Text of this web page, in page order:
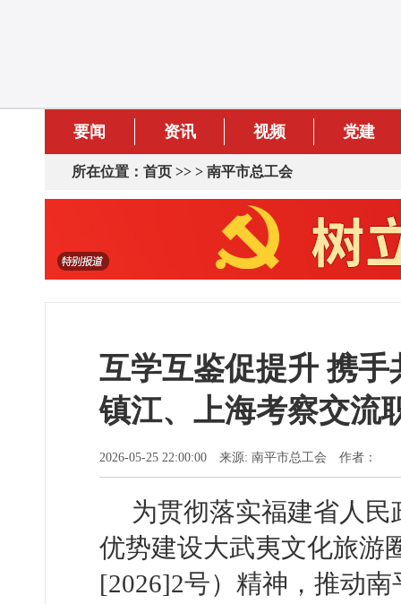
要闻 资讯 视频 党建
所在位置： 首页 >> > 南平市总工会
互学互鉴促提升 携
镇江、上海考察交流
2026-05-25 22:00:00 来源: 南平市总工会 作者：
为贯彻落实福建省人
优势建设大武夷文化旅游
[2026]2号）精神，推动